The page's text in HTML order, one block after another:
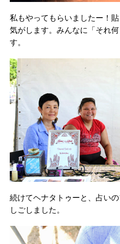
私もやってもらいましたー！
気がします。みんなに「それ
す。
続けてヘナタトゥーと、占い
しごしました。